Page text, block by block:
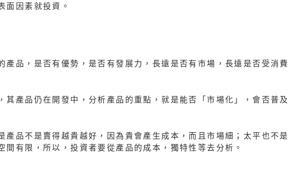
面因素就投資。
產品，是否有優勢，是否有發展力，長遠是否有市場，長遠是否受消費
其產品仍在開發中，分析產品的重點，就是能否「市場化」，會否普及
產品不是賣得越貴越好，因為貴會產生成本，而且市場細；太平也不是
間有限，所以，投資者要從產品的成本，獨特性等去分析。